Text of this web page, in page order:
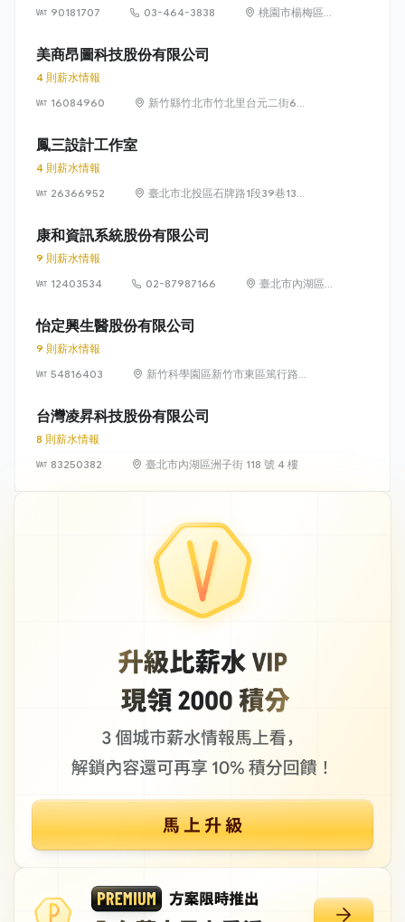
90181707 03-464-3838
桃園市楊梅區高
美商昂圖科技股份有限公司
4 則薪水情報
16084960
新竹縣竹北市竹北里台元二街6號
鳳三設計工作室
4 則薪水情報
26366952
臺北市北投區石牌路1段39巷134
康和資訊系統股份有限公司
9 則薪水情報
12403534
02-87987166
臺北市內湖區瑞
怡定興生醫股份有限公司
9 則薪水情報
54816403
新竹科學園區新竹市東區篤行路6
台灣凌昇科技股份有限公司
8 則薪水情報
83250382
臺北市內湖區洲子街 118 號 4 樓